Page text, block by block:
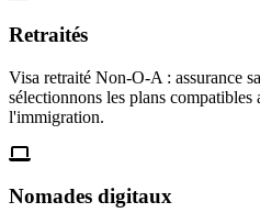
Retraités
Visa retraité Non-O-A : assurance
sélectionnons les plans compatibles
l'immigration.
Nomades digitaux